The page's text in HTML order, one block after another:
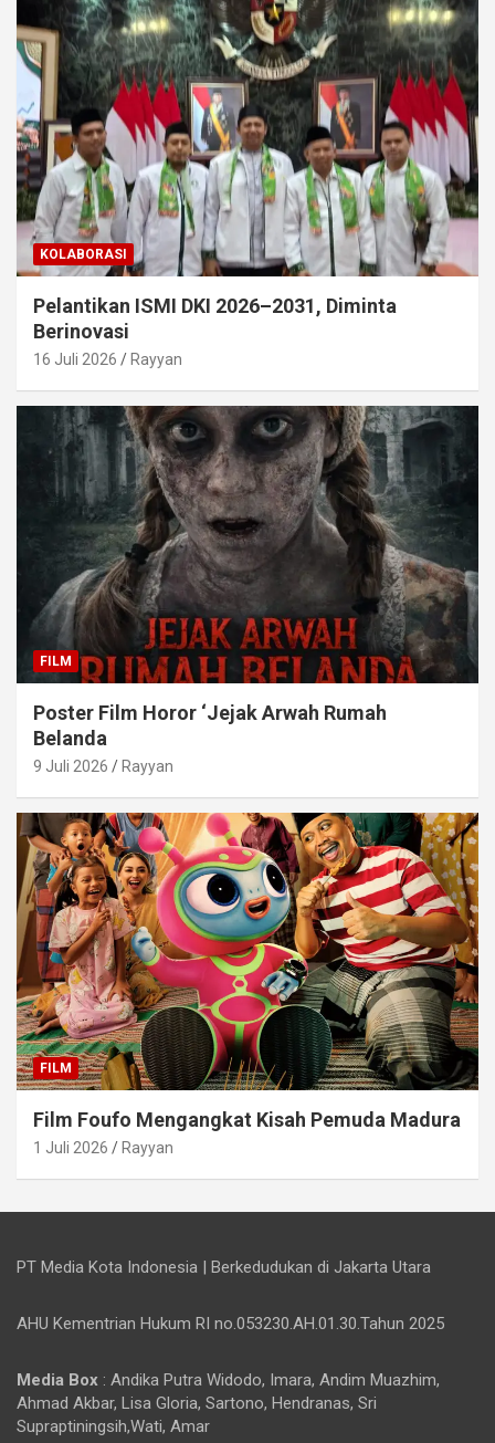
KOLABORASI
Pelantikan ISMI DKI 2026–2031, Diminta
Berinovasi
16 Juli 2026 Rayyan
FILM
Poster Film Horor ‘Jejak Arwah Rumah
Belanda
9 Juli 2026 Rayyan
FILM
Film Foufo Mengangkat Kisah Pemuda Madura
1 Juli 2026 Rayyan
PT Media Kota Indonesia | Berkedudukan di Jakarta Utara
AHU Kementrian Hukum RI no.053230.AH.01.30.Tahun 2025
Media Box : Andika Putra Widodo, Imara, Andim Muazhim,
Ahmad Akbar, Lisa Gloria, Sartono, Hendranas, Sri
Supraptiningsih,Wati, Amar